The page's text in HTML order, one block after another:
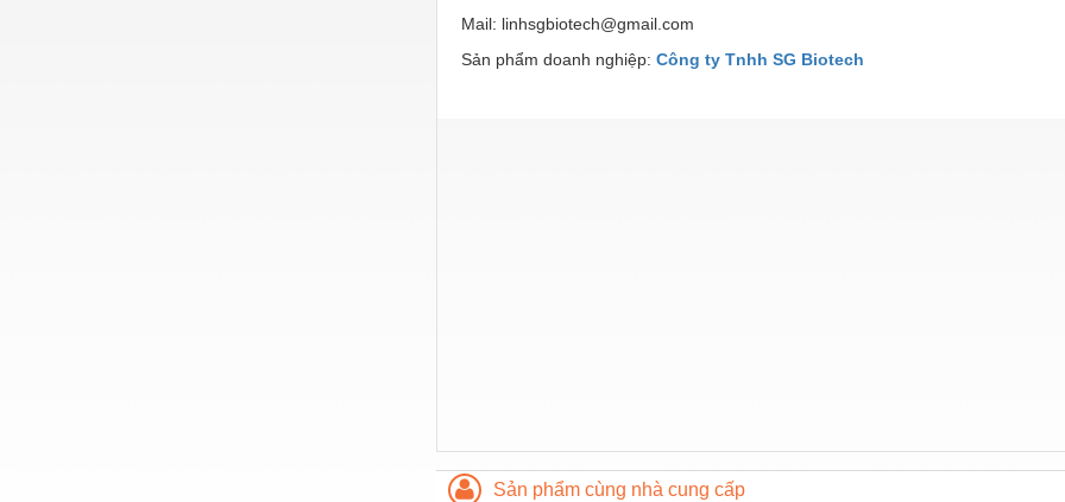
Mail: linhsgbiotech@gmail.com
Sản phẩm doanh nghiệp: Công ty Tnhh SG Biotech
Sản phẩm cùng nhà cung cấp